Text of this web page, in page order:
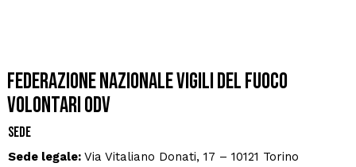
Federazione Nazionale Vigili del Fuoco
Volontari ODV
Sede
Sede legale: Via Vitaliano Donati, 17 – 10121 Torino